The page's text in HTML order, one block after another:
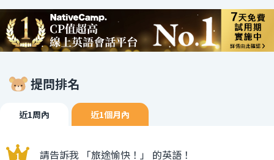
提問排名
近1周內 近1個月內
請告訴我 「旅途愉快！」 的英語！